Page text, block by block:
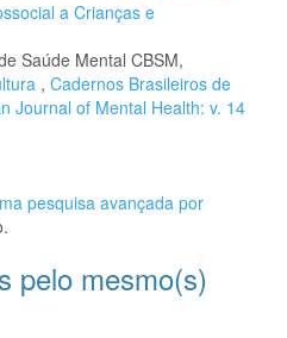
a Crianças e
Saúde Mental CBSM,
, Cadernos Brasileiros de
Journal of Mental Health: v. 14
pesquisa avançada por
pelo mesmo(s)